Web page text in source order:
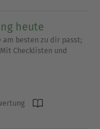
heute
besten zu dir passt;
Checklisten und